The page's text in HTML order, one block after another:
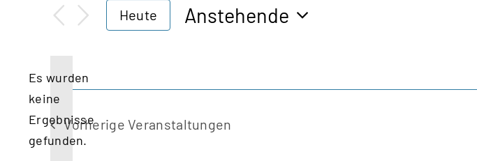
Hinweis
Es wurden
keine
Ergebnisse
gefunden.
Heute
Anstehende
VorherigeVeranstaltungen